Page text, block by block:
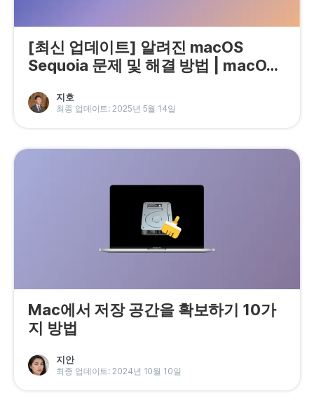
[최신 업데이트] 알려진 macOS
Sequoia 문제 및 해결 방법 | macOS
지호
최종 업데이트: 2025년 5월 14일
Mac에서 저장 공간을 확보하기 10가
지 방법
지안
최종 업데이트: 2024년 10월 10일